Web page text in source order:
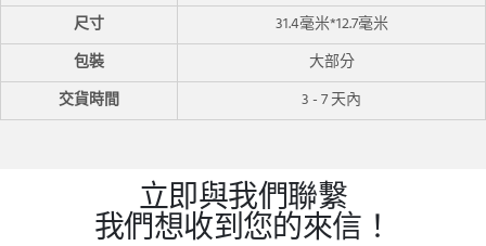
尺寸
31.4毫米*12.7毫米
包裝
大部分
交貨時間
3 - 7 天內
立即與我們聯繫
我們想收到您的來信！